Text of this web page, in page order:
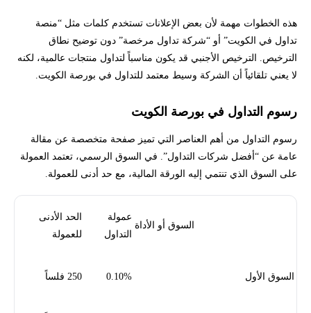
هذه الخطوات مهمة لأن بعض الإعلانات تستخدم كلمات مثل “منصة
تداول في الكويت” أو “شركة تداول مرخصة” دون توضيح نطاق
الترخيص. الترخيص الأجنبي قد يكون مناسباً لتداول منتجات عالمية، لكنه
لا يعني تلقائياً أن الشركة وسيط معتمد للتداول في بورصة الكويت.
رسوم التداول في بورصة الكويت
رسوم التداول من أهم العناصر التي تميز صفحة متخصصة عن مقالة
عامة عن “أفضل شركات التداول”. في السوق الرسمي، تعتمد العمولة
على السوق الذي تنتمي إليه الورقة المالية، مع حد أدنى للعمولة.
السوق أو الأداة
عمولة
التداول
الحد الأدنى
للعمولة
السوق الأول 0.10% 250 فلساً